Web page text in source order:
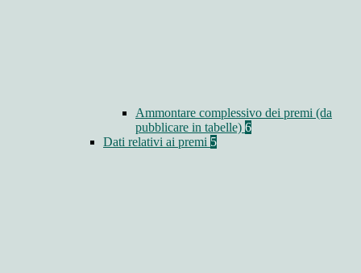
Ammontare complessivo dei premi (da
pubblicare in tabelle) 6
Dati relativi ai premi 5